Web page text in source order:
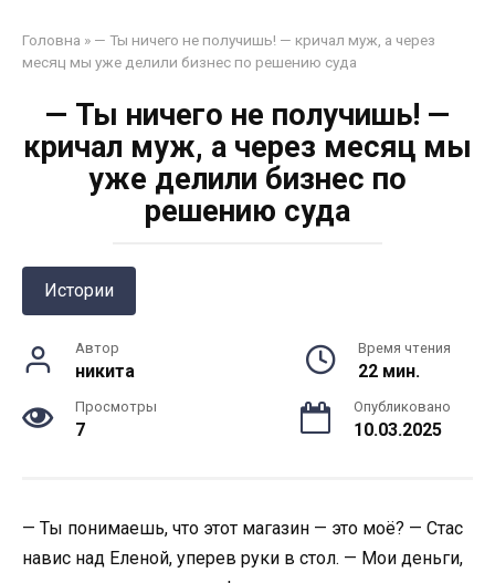
Головна » — Ты ничего не получишь! — кричал муж, а через
месяц мы уже делили бизнес по решению суда
— Ты ничего не получишь! —
кричал муж, а через месяц мы
уже делили бизнес по
решению суда
Истории
Автор
никита
Время чтения
22 мин.
Просмотры
7
Опубликовано
10.03.2025
— Ты понимаешь, что этот магазин — это моё? — Стас
навис над Еленой, уперев руки в стол. — Мои деньги,